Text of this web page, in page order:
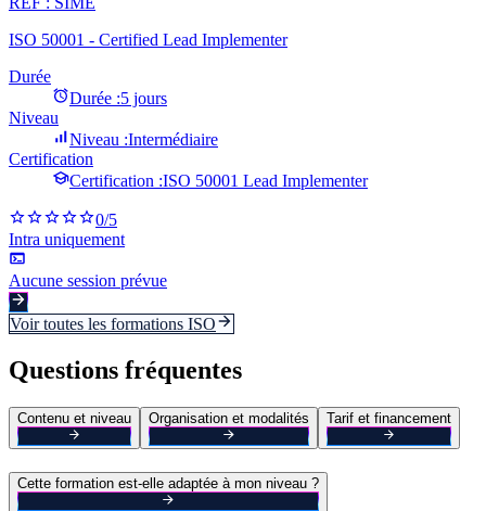
ISO 50001 - Certified Lead Implementer
Durée
Durée :5 jours
Niveau
Niveau :Intermédiaire
Certification
Certification :ISO 50001 Lead Implementer
0/5
Intra uniquement
Aucune session prévue
Voir toutes les formations ISO
Questions fréquentes
Contenu et niveau Organisation et modalités Tarif et financement
Cette formation est-elle adaptée à mon niveau ?